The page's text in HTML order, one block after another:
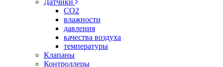
Датчики
CO2
влажности
давления
качества воздуха
температуры
Клапаны
Контроллеры